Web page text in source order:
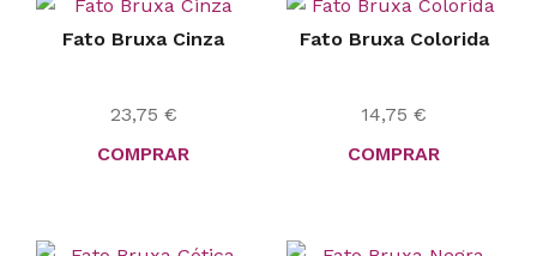
Fato Bruxa Cinza
23,75 €
COMPRAR
Fato Bruxa Colorida
14,75 €
COMPRAR